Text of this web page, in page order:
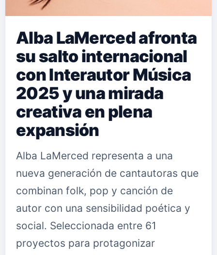
Alba LaMerced afronta
su salto internacional
con Interautor Música
2025 y una mirada
creativa en plena
expansión
Alba LaMerced representa a una
nueva generación de cantautoras que
combinan folk, pop y canción de
autor con una sensibilidad poética y
social. Seleccionada entre 61
proyectos para protagonizar